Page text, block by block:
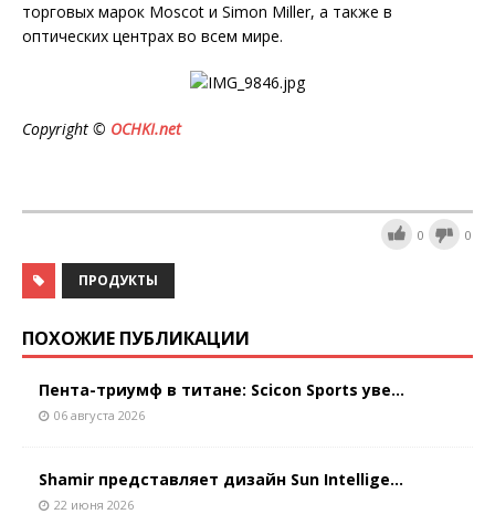
торговых марок Moscot и Simon Miller, а также в
оптических центрах во всем мире.
Copyright © OCHKI.net
0 0
ПРОДУКТЫ
ПОХОЖИЕ ПУБЛИКАЦИИ
Пента-триумф в титане: Scicon Sports уве...
06 августа 2026
Shamir представляет дизайн Sun Intellige...
22 июня 2026